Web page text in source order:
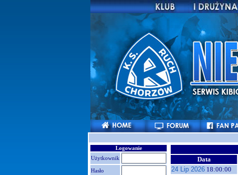
Logowanie
Użytkownik
Hasło
Data
24 Lip 2026 18:00:00